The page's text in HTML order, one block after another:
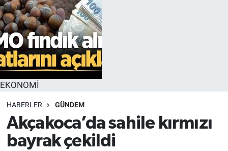
EKONOMİ
HABERLER GÜNDEM
Akçakoca’da sahile kırmızı
bayrak çekildi